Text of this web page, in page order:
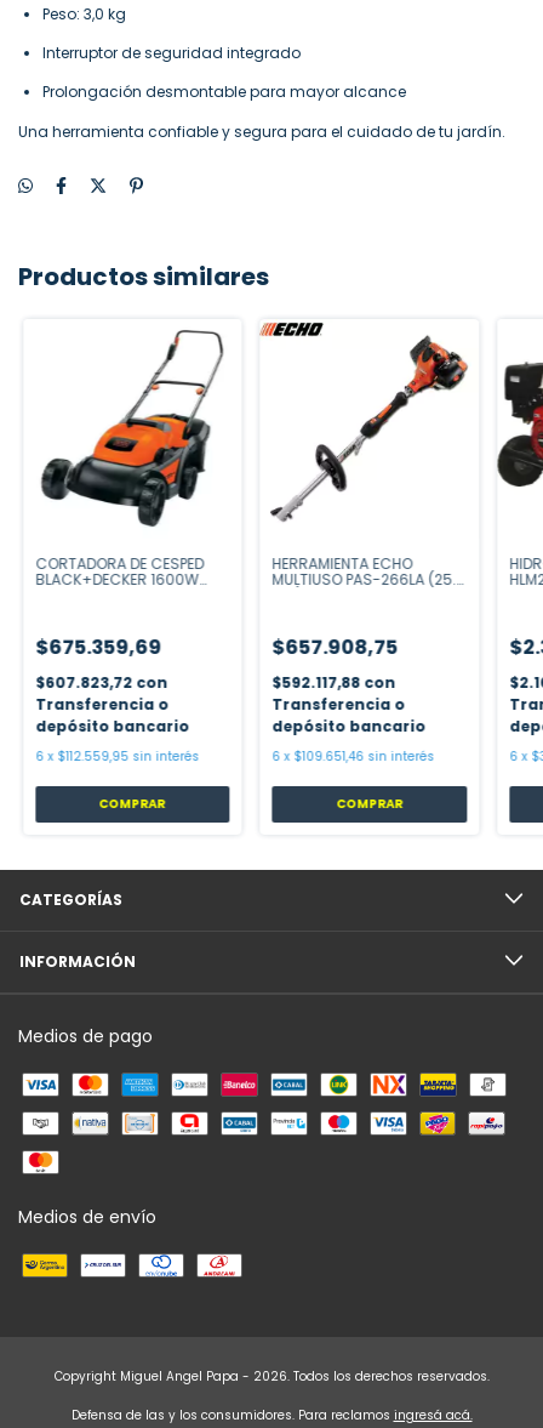
Peso: 3,0 kg
Interruptor de seguridad integrado
Prolongación desmontable para mayor alcance
Una herramienta confiable y segura para el cuidado de tu jardín.
Productos similares
CORTADORA DE CESPED
BLACK+DECKER 1600W
$675.359,69
$607.823,72 con
Transferencia o
depósito bancario
6 x $112.559,95 sin interés
COMPRAR
HERRAMIENTA ECHO
MULTIUSO PAS-266LA (25.4
$657.908,75
$592.117,88 con
Transferencia o
depósito bancario
6 x $109.651,46 sin interés
COMPRAR
6 x
CATEGORÍAS
INFORMACIÓN
Medios de pago
Medios de envío
Copyright Miguel Angel Papa - 2026. Todos los derechos reservados.
Defensa de las y los consumidores. Para reclamos ingresá acá.